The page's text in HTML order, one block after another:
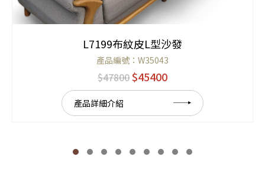
L7199布紋皮L型沙發
產品編號：W35043
$47800$45400
產品詳細介紹